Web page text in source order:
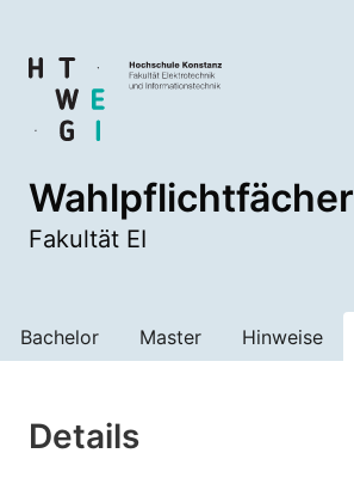
Wahlpflichtfächer
Fakultät EI
Bachelor Master Hinweise
Details